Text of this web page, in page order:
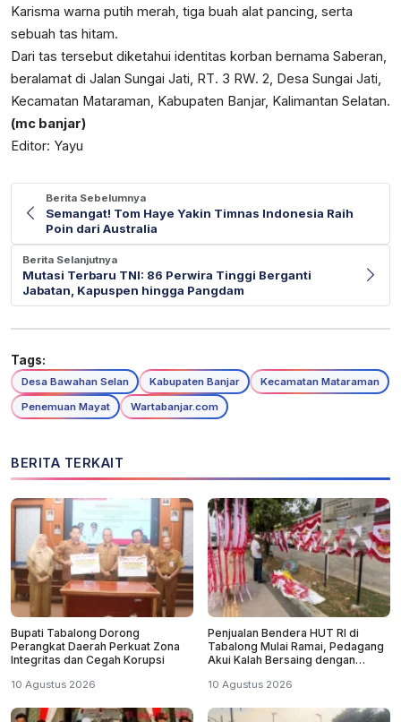
Karisma warna putih merah, tiga buah alat pancing, serta
sebuah tas hitam.
Dari tas tersebut diketahui identitas korban bernama Saberan,
beralamat di Jalan Sungai Jati, RT. 3 RW. 2, Desa Sungai Jati,
Kecamatan Mataraman, Kabupaten Banjar, Kalimantan Selatan.
(mc banjar)
Editor: Yayu
Berita Sebelumnya
Semangat! Tom Haye Yakin Timnas Indonesia Raih
Poin dari Australia
Berita Selanjutnya
Mutasi Terbaru TNI: 86 Perwira Tinggi Berganti
Jabatan, Kapuspen hingga Pangdam
Tags:
Desa Bawahan Selan Kabupaten Banjar
Kecamatan Mataraman
Penemuan Mayat
Wartabanjar.com
BERITA TERKAIT
Bupati Tabalong Dorong
Perangkat Daerah Perkuat Zona
Integritas dan Cegah Korupsi
10 Agustus 2026
Penjualan Bendera HUT RI di
Tabalong Mulai Ramai, Pedagang
Akui Kalah Bersaing dengan
10 Agustus 2026